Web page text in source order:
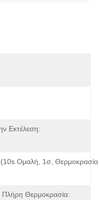
Εκτέλεση:
Ομαλή, 1σ,
Πλήρη Θερμοκρασία: